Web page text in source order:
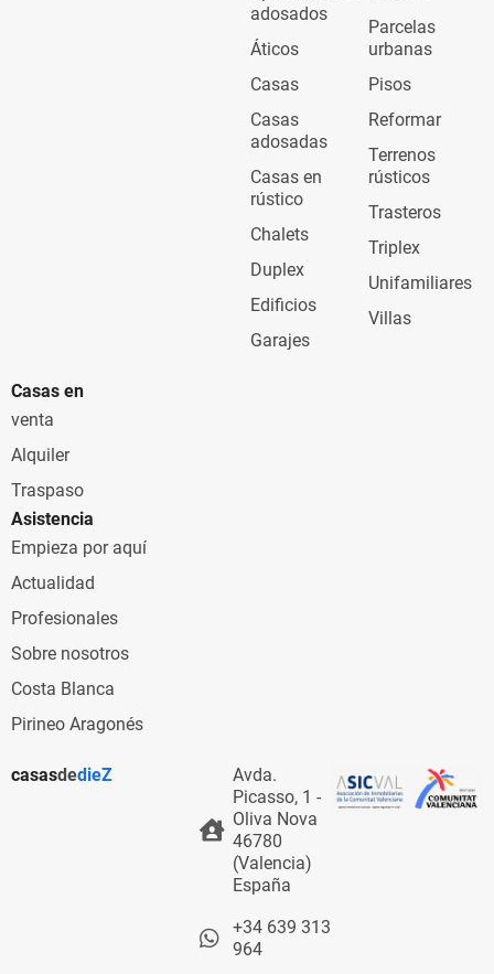
adosados
Áticos
Casas
Casas
adosadas
Casas en
rústico
Chalets
Duplex
Edificios
Garajes
Parcelas
urbanas
Pisos
Reformar
Terrenos
rústicos
Trasteros
Triplex
Unifamiliares
Villas
Casas en
venta
Alquiler
Traspaso
Asistencia
Empieza por aquí
Actualidad
Profesionales
Sobre nosotros
Costa Blanca
Pirineo Aragonés
casasdedieZ
Avda.
Picasso, 1 -
Oliva Nova
46780
(Valencia)
España
+34 639 313
964